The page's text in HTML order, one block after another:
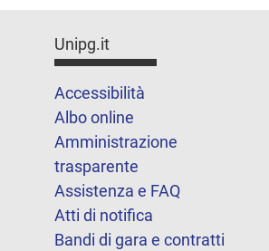
Unipg.it
Accessibilità
Albo online
Amministrazione
trasparente
Assistenza e FAQ
Atti di notifica
Bandi di gara e contratti